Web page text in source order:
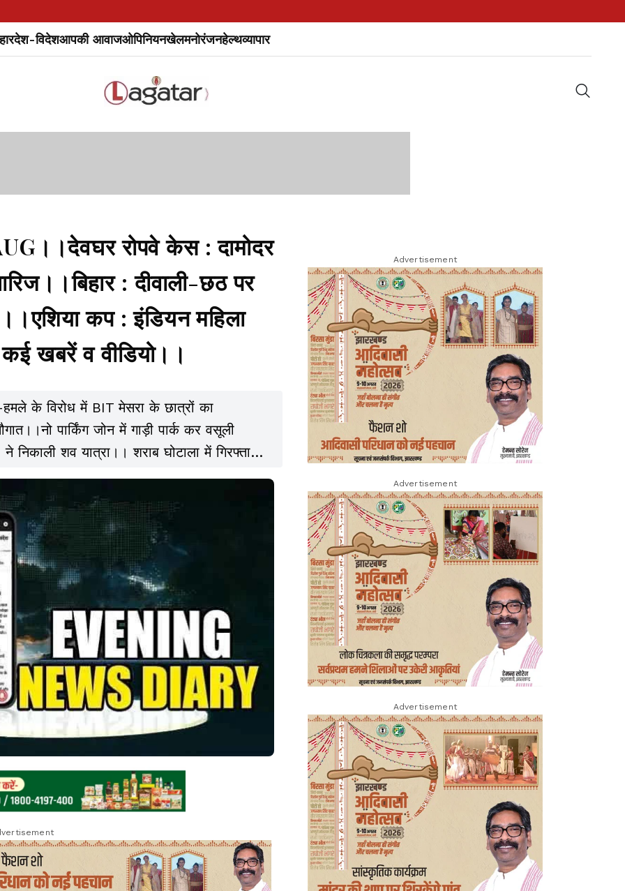
देश-विदेशआपकी आवाजओपिनियनखेलमनोरंजनहेल्थव्यापार
रोपवे केस : दामोदर
: दीवाली-छठ पर
कप : इंडियन महिला
खबरें व वीडियो।।
के विरोध में BIT मेसरा के छात्रों का
पार्किंग जोन में गाड़ी पार्क कर वसूली
शव यात्रा।। शराब घोटाला में गिरफ्तारी
चार राज्यों से हो रही नशीले पदार्थों की
हंगामा।।दिल्ली की सीएम को z श्रेणी की मिली
19।।समेत अन्य खबरें व वीडियो।।
Advertisement
Advertisement
Advertisement